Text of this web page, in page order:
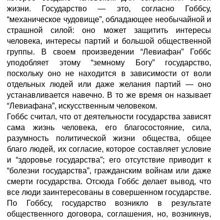
жизни. Государство — это, согласно Гоббсу,
“механическое чудовище”, обладающее необычайной и
страшной силой: оно может защитить интересы
человека, интересы партий и большой общественной
группы. В своем произведении “Левиафан” Гоббс
уподобляет этому “земному Богу” государство,
поскольку оно не находится в зависимости от воли
отдельных людей или даже желания партий — оно
устанавливается навечно. В то же время он называет
“Левиафана”, искусственным человеком.
Гоббс считал, что от деятельности государства зависят
сама жизнь человека, его благосостояние, сила,
разумность политической жизни общества, общее
благо людей, их согласие, которое составляет условие
и “здоровье государства”; его отсутствие приводит к
“болезни государства”, гражданским войнам или даже
смерти государства. Отсюда Гоббс делает вывод, что
все люди заинтересованы в совершенном государстве.
По Гоббсу, государство возникло в результате
общественного договора, соглашения, но, возникнув,